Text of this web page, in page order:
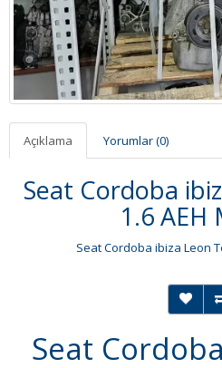
Açıklama Yorumlar (0)
Seat Cordoba
1.6
Seat Cordoba ibiza Leon
Seat